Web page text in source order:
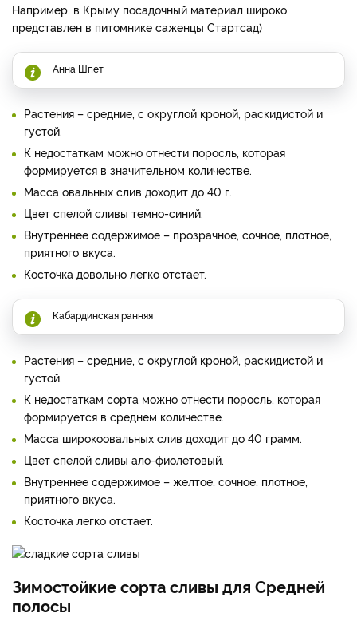
Например, в Крыму посадочный материал широко
представлен в питомнике саженцы Стартсад)
Анна Шпет
Растения – средние, с округлой кроной, раскидистой и
густой.
К недостаткам можно отнести поросль, которая
формируется в значительном количестве.
Масса овальных слив доходит до 40 г.
Цвет спелой сливы темно-синий.
Внутреннее содержимое – прозрачное, сочное, плотное,
приятного вкуса.
Косточка довольно легко отстает.
Кабардинская ранняя
Растения – средние, с округлой кроной, раскидистой и
густой.
К недостаткам сорта можно отнести поросль, которая
формируется в среднем количестве.
Масса широкоовальных слив доходит до 40 грамм.
Цвет спелой сливы ало-фиолетовый.
Внутреннее содержимое – желтое, сочное, плотное,
приятного вкуса.
Косточка легко отстает.
Зимостойкие сорта сливы для Средней
полосы